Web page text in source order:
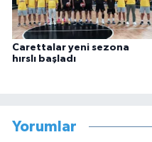
Carettalar yeni sezona
hırslı başladı
Yorumlar